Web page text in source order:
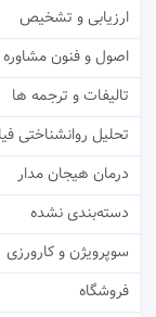
ارزیابی و تشخیص
اصول و فنون مشاوره
تالیفات و ترجمه ها
تحلیل روانشناختی
درمان هیجان مدار
دسته‌بندی نشده
سوپرویژن و کارورزی
فروشگاه